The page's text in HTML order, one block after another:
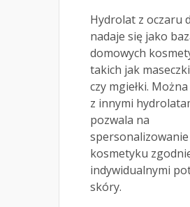
Hydrolat z oczaru
nadaje się jako
domowych
takich jak
czy mgiełki. Można
z innymi
pozwala na
spersonalizowanie
kosmetyku
indywidualnymi
skóry.